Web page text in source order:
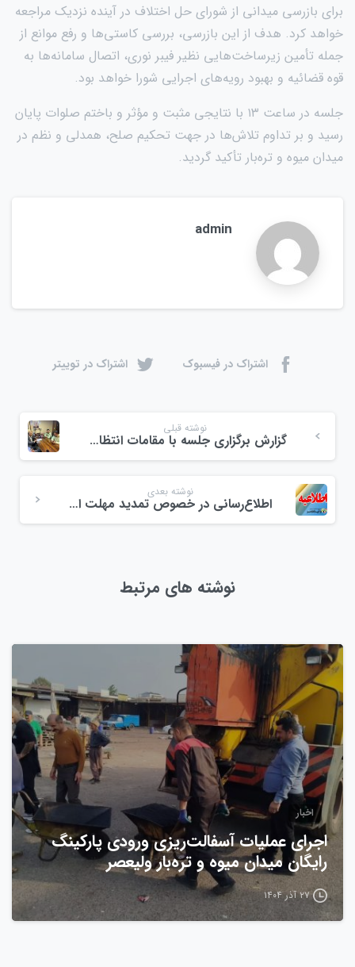
برای بازرسی میدانی از شورای حل اختلاف در آینده نزدیک مراجعه
خواهد کرد. هدف از این بازرسی، بررسی کاستی‌ها و رفع موانع از
جمله تأمین زیرساخت‌هایی نظیر فیبر نوری، اتصال سامانه‌ها به
قوه قضائیه و بهبود رویه‌های اجرایی شورا خواهد بود.
جلسه در ساعت ۱۳ با نتایجی مثبت و مؤثر و باختم صلوات پایان
رسید و بر تداوم تلاش‌ها در جهت تحکیم صلح، همدلی و نظم در
میدان میوه و تره‌بار تأکید گردید.
admin
اشتراک در فیسبوک اشتراک در توییتر
نوشته قبلی
گزارش برگزاری جلسه با مقامات انتظامی استان گیلان
نوشته بعدی
اطلاع‌رسانی در خصوص تمدید مهلت ارائه اظهارنامه مالیاتی
نوشته های مرتبط
اخبار
اجرای عملیات آسفالت‌ریزی ورودی پارکینگ
رایگان میدان میوه و تره‌بار ولیعصر
۲۷ آذر ۱۴۰۴